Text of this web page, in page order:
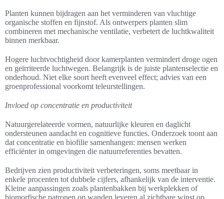
Planten kunnen bijdragen aan het verminderen van vluchtige
organische stoffen en fijnstof. Als ontwerpers planten slim
combineren met mechanische ventilatie, verbetert de luchtkwaliteit
binnen merkbaar.
Hogere luchtvochtigheid door kamerplanten vermindert droge ogen
en geïrriteerde luchtwegen. Belangrijk is de juiste plantenselectie en
onderhoud. Niet elke soort heeft evenveel effect; advies van een
groenprofessional voorkomt teleurstellingen.
Invloed op concentratie en productiviteit
Natuurgerelateerde vormen, natuurlijke kleuren en daglicht
ondersteunen aandacht en cognitieve functies. Onderzoek toont aan
dat concentratie en biofilie samenhangen: mensen werken
efficiënter in omgevingen die natuurreferenties bevatten.
Bedrijven zien productiviteit verbeteringen, soms meetbaar in
enkele procenten tot dubbele cijfers, afhankelijk van de interventie.
Kleine aanpassingen zoals plantenbakken bij werkplekken of